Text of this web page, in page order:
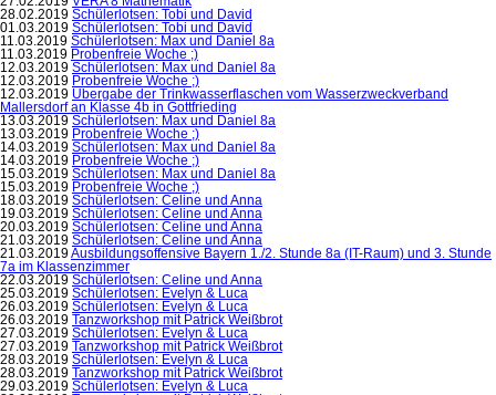
28.02.2019 Schülerlotsen: Tobi und David
01.03.2019 Schülerlotsen: Tobi und David
11.03.2019 Schülerlotsen: Max und Daniel 8a
11.03.2019 Probenfreie Woche ;)
12.03.2019 Schülerlotsen: Max und Daniel 8a
12.03.2019 Probenfreie Woche ;)
12.03.2019 Übergabe der Trinkwasserflaschen vom Wasserzweckverband
Mallersdorf an Klasse 4b in Gottfrieding
13.03.2019 Schülerlotsen: Max und Daniel 8a
13.03.2019 Probenfreie Woche ;)
14.03.2019 Schülerlotsen: Max und Daniel 8a
14.03.2019 Probenfreie Woche ;)
15.03.2019 Schülerlotsen: Max und Daniel 8a
15.03.2019 Probenfreie Woche ;)
18.03.2019 Schülerlotsen: Celine und Anna
19.03.2019 Schülerlotsen: Celine und Anna
20.03.2019 Schülerlotsen: Celine und Anna
21.03.2019 Schülerlotsen: Celine und Anna
21.03.2019Ausbildungsoffensive Bayern 1./2. Stunde 8a (IT-Raum) und 3. Stunde
7a im Klassenzimmer
22.03.2019 Schülerlotsen: Celine und Anna
25.03.2019 Schülerlotsen: Evelyn & Luca
26.03.2019 Schülerlotsen: Evelyn & Luca
26.03.2019 Tanzworkshop mit Patrick Weißbrot
27.03.2019 Schülerlotsen: Evelyn & Luca
27.03.2019 Tanzworkshop mit Patrick Weißbrot
28.03.2019 Schülerlotsen: Evelyn & Luca
28.03.2019 Tanzworkshop mit Patrick Weißbrot
29.03.2019 Schülerlotsen: Evelyn & Luca